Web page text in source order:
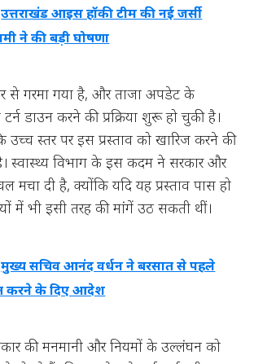
उत्तराखंड आइस हॉकी टीम की नई जर्सी
ने की बड़ी घोषणा
से गरमा गया है, और ताजा अपडेट के
डाउन करने की प्रक्रिया शुरू हो चुकी है।
उच्च स्तर पर इस प्रस्ताव को खारिज करने की
स्वास्थ्य विभाग के इस कदम ने सरकार और
मचा दी है, क्योंकि यदि यह प्रस्ताव पास हो
में भी इसी तरह की मांगें उठ सकती थीं।
मुख्य सचिव आनंद वर्धन ने बरसात से पहले
करने के दिए आदेश
की मनमानी और नियमों के उल्लंघन को